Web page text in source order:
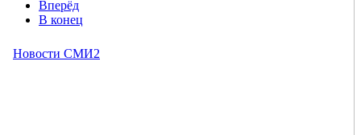
Вперёд
В конец